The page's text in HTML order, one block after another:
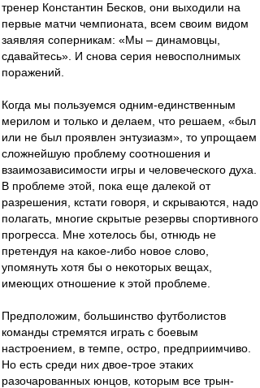
тренер Константин Бесков, они выходили на
первые матчи чемпионата, всем своим видом
заявляя соперникам: «Мы – динамовцы,
сдавайтесь». И снова серия невосполнимых
поражений.
Когда мы пользуемся одним-единственным
мерилом и только и делаем, что решаем, «был
или не был проявлен энтузиазм», то упрощаем
сложнейшую проблему соотношения и
взаимозависимости игры и человеческого духа.
В проблеме этой, пока еще далекой от
разрешения, кстати говоря, и скрываются, надо
полагать, многие скрытые резервы спортивного
прогресса. Мне хотелось бы, отнюдь не
претендуя на какое-либо новое слово,
упомянуть хотя бы о некоторых вещах,
имеющих отношение к этой проблеме.
Предположим, большинство футболистов
команды стремятся играть с боевым
настроением, в темпе, остро, предприимчиво.
Но есть среди них двое-трое этаких
разочарованных юнцов, которым все трын-